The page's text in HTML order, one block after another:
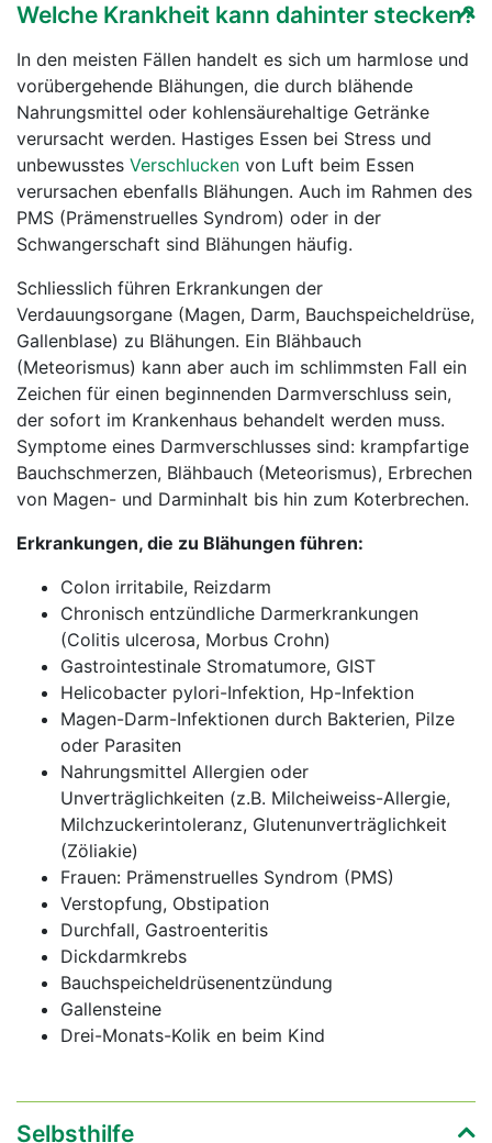
Welche Krankheit kann dahinter stecken?
In den meisten Fällen handelt es sich um harmlose und
vorübergehende Blähungen, die durch blähende
Nahrungsmittel oder kohlensäurehaltige Getränke
verursacht werden. Hastiges Essen bei Stress und
unbewusstes Verschlucken von Luft beim Essen
verursachen ebenfalls Blähungen. Auch im Rahmen des
PMS (Prämenstruelles Syndrom) oder in der
Schwangerschaft sind Blähungen häufig.
Schliesslich führen Erkrankungen der
Verdauungsorgane (Magen, Darm, Bauchspeicheldrüse,
Gallenblase) zu Blähungen. Ein Blähbauch
(Meteorismus) kann aber auch im schlimmsten Fall ein
Zeichen für einen beginnenden Darmverschluss sein,
der sofort im Krankenhaus behandelt werden muss.
Symptome eines Darmverschlusses sind: krampfartige
Bauchschmerzen, Blähbauch (Meteorismus), Erbrechen
von Magen- und Darminhalt bis hin zum Koterbrechen.
Erkrankungen, die zu Blähungen führen:
Colon irritabile, Reizdarm
Chronisch entzündliche Darmerkrankungen
(Colitis ulcerosa, Morbus Crohn)
Gastrointestinale Stromatumore, GIST
Helicobacter pylori-Infektion, Hp-Infektion
Magen-Darm-Infektionen durch Bakterien, Pilze
oder Parasiten
Nahrungsmittel Allergien oder
Unverträglichkeiten (z.B. Milcheiweiss-Allergie,
Milchzuckerintoleranz, Glutenunverträglichkeit
(Zöliakie)
Frauen: Prämenstruelles Syndrom (PMS)
Verstopfung, Obstipation
Durchfall, Gastroenteritis
Dickdarmkrebs
Bauchspeicheldrüsenentzündung
Gallensteine
Drei-Monats-Kolik en beim Kind
Selbsthilfe